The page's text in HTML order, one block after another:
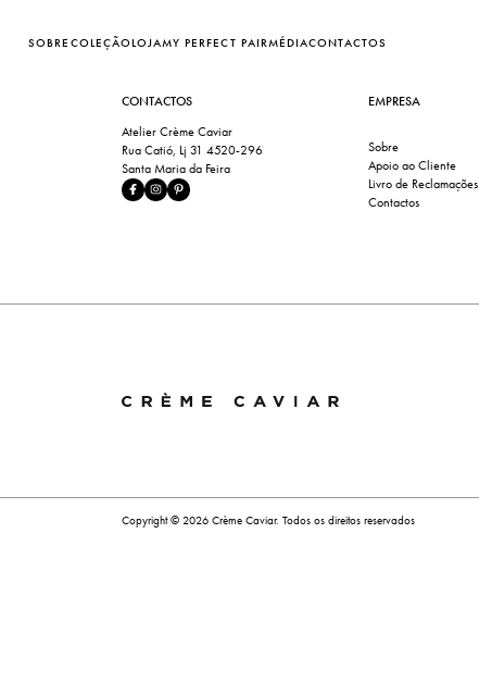
SOBRE COLEÇÃOLOJAMY PERFECT PAIRMÉDIACONTACTOS
CONTACTOS
Atelier Crème Caviar
Rua Catió, Lj 31 4520-296
Santa Maria da Feira
EMPRESA
Sobre
Apoio ao Cliente
Livro de Reclamações
Contactos
Copyright © 2026 Crème Caviar. Todos os direitos reservados